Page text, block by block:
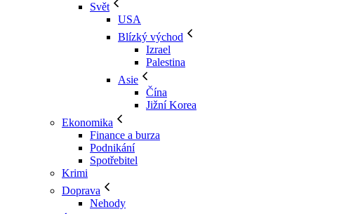
Svět
USA
Blízký východ
Izrael
Palestina
Asie
Čína
Jižní Korea
Ekonomika
Finance a burza
Podnikání
Spotřebitel
Krimi
Doprava
Nehody